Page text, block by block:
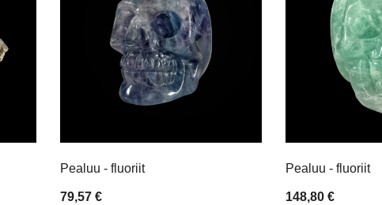
Pealuu - fluoriit
79,57 €
Pealuu - fluoriit
148,80 €